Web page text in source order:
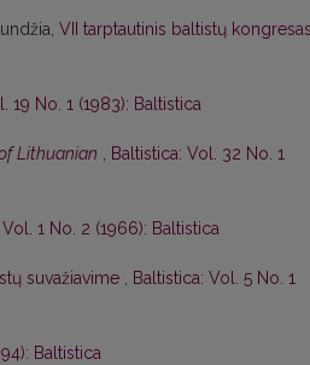
VII tarptautinis baltistų kongresas
19 No. 1 (1983): Baltistica
Lithuanian , Baltistica: Vol. 32 No. 1
1 No. 2 (1966): Baltistica
suvažiavime , Baltistica: Vol. 5 No. 1
Baltistica